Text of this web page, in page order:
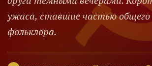
ужаса, ставшие частью общего
фольклора.